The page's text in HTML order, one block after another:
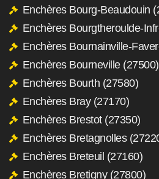
Enchères Bourg-Beaudouin
Enchères Bourgtheroulde-
Enchères Bournainville-
Enchères Bourneville (27500)
Enchères Bourth (27580)
Enchères Bray (27170)
Enchères Brestot (27350)
Enchères Bretagnolles
Enchères Breteuil (27160)
Enchères Bretigny (27800)